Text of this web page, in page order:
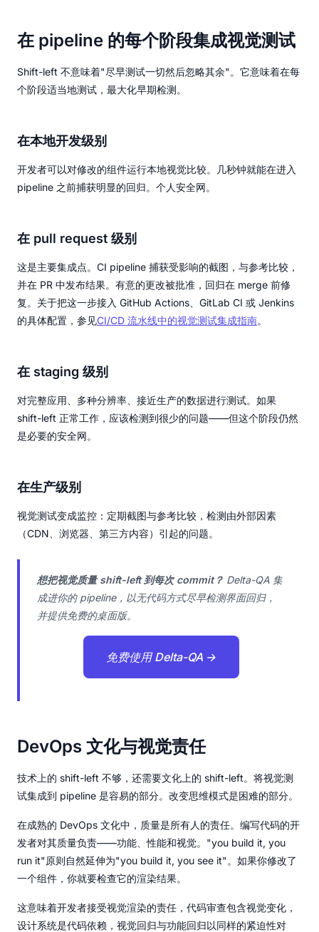
在 pipeline 的每个阶段集成视觉测试
Shift-left 不意味着"尽早测试一切然后忽略其余"。它意味着在每
个阶段适当地测试，最大化早期检测。
在本地开发级别
开发者可以对修改的组件运行本地视觉比较。几秒钟就能在进入
pipeline 之前捕获明显的回归。个人安全网。
在 pull request 级别
这是主要集成点。CI pipeline 捕获受影响的截图，与参考比较，
并在 PR 中发布结果。有意的更改被批准，回归在 merge 前修
复。关于把这一步接入 GitHub Actions、GitLab CI 或 Jenkins
的具体配置，参见CI/CD 流水线中的视觉测试集成指南。
在 staging 级别
对完整应用、多种分辨率、接近生产的数据进行测试。如果
shift-left 正常工作，应该检测到很少的问题——但这个阶段仍然
是必要的安全网。
在生产级别
视觉测试变成监控：定期截图与参考比较，检测由外部因素
（CDN、浏览器、第三方内容）引起的问题。
想把视觉质量 shift-left 到每次 commit？ Delta-QA 集
成进你的 pipeline，以无代码方式尽早检测界面回归，
并提供免费的桌面版。
免费使用 Delta-QA →
DevOps 文化与视觉责任
技术上的 shift-left 不够，还需要文化上的 shift-left。将视觉测
试集成到 pipeline 是容易的部分。改变思维模式是困难的部分。
在成熟的 DevOps 文化中，质量是所有人的责任。编写代码的开
发者对其质量负责——功能、性能和视觉。"you build it, you
run it"原则自然延伸为"you build it, you see it"。如果你修改了
一个组件，你就要检查它的渲染结果。
这意味着开发者接受视觉渲染的责任，代码审查包含视觉变化，
设计系统是代码依赖，视觉回归与功能回归以同样的紧迫性对